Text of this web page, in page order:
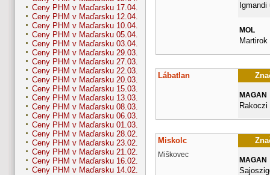
Ceny PHM v Maďarsku 17.04.
Ceny PHM v Maďarsku 12.04.
Ceny PHM v Maďarsku 10.04.
Ceny PHM v Maďarsku 05.04.
Ceny PHM v Maďarsku 03.04.
Ceny PHM v Maďarsku 29.03.
Ceny PHM v Maďarsku 27.03.
Ceny PHM v Maďarsku 22.03.
Ceny PHM v Maďarsku 20.03.
Ceny PHM v Maďarsku 15.03.
Ceny PHM v Maďarsku 13.03.
Ceny PHM v Maďarsku 08.03.
Ceny PHM v Maďarsku 06.03.
Ceny PHM v Maďarsku 01.03.
Ceny PHM v Maďarsku 28.02.
Ceny PHM v Maďarsku 23.02.
Ceny PHM v Maďarsku 21.02.
Ceny PHM v Maďarsku 16.02.
Ceny PHM v Maďarsku 14.02.
Igmandi
MOL
Martirok
Lábatlan
MAGAN
Rakoczi
Miskolc
Miškovec
MAGAN